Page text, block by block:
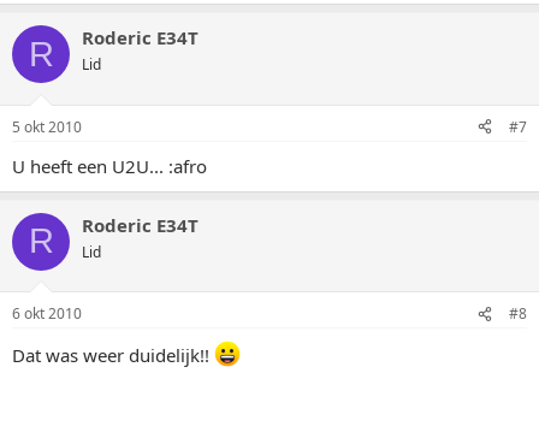
R Roderic E34T
Lid
5 okt 2010 #7
U heeft een U2U... :afro
R Roderic E34T
Lid
6 okt 2010 #8
Dat was weer duidelijk!!